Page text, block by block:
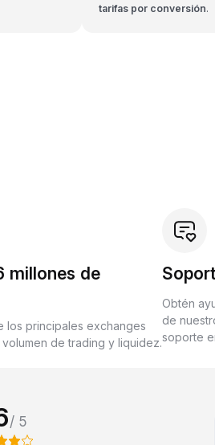
tarifas por conversión.
millones de
los principales exchanges
de trading y liquidez.
Obtén
de
soporte
/ 5